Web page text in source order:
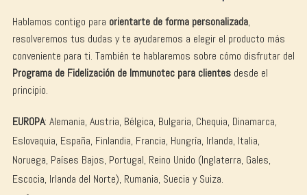
Hablamos contigo para orientarte de forma personalizada,
resolveremos tus dudas y te ayudaremos a elegir el producto más
conveniente para ti. También te hablaremos sobre cómo disfrutar del
Programa de Fidelización de Immunotec para clientesdesde el
principio.
EUROPA: Alemania, Austria, Bélgica, Bulgaria, Chequia, Dinamarca,
Eslovaquia, España, Finlandia, Francia, Hungría, Irlanda, Italia,
Noruega, Países Bajos, Portugal, Reino Unido (Inglaterra, Gales,
Escocia, Irlanda del Norte), Rumania, Suecia y Suiza.